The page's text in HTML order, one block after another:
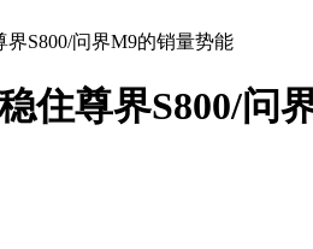
S800/问界M9的销量势能
住尊界S800/问